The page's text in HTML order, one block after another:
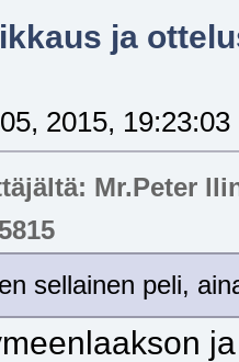
ja
2015, 19:23:03
Mr.Peter
sellainen peli,